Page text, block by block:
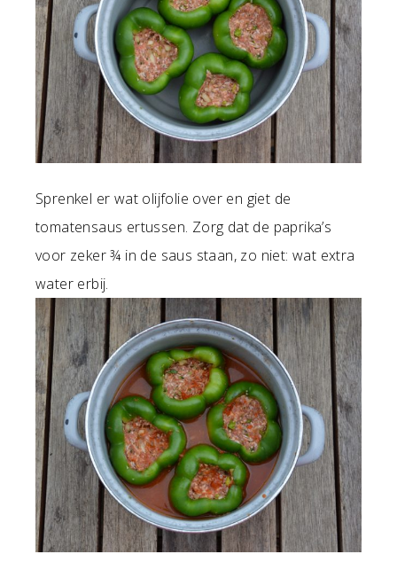
Sprenkel er wat olijfolie over en giet de
tomatensaus ertussen. Zorg dat de paprika’s
voor zeker ¾ in de saus staan, zo niet: wat extra
water erbij.